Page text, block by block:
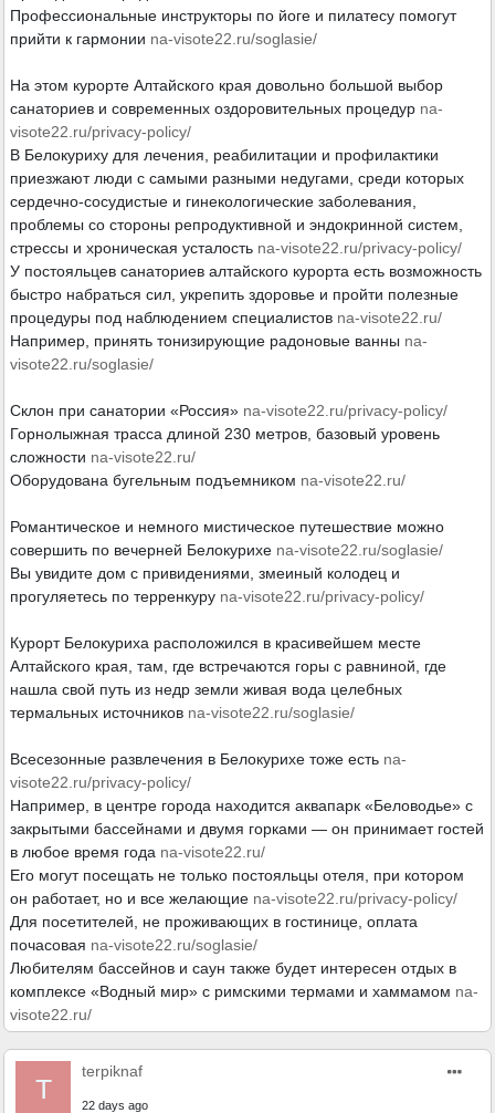
Профессиональные инструкторы по йоге и пилатесу помогут
прийти к гармонии na-visote22.ru/soglasie/
На этом курорте Алтайского края довольно большой выбор
санаториев и современных оздоровительных процедур na-
visote22.ru/privacy-policy/
В Белокуриху для лечения, реабилитации и профилактики
приезжают люди с самыми разными недугами, среди которых
сердечно-сосудистые и гинекологические заболевания,
проблемы со стороны репродуктивной и эндокринной систем,
стрессы и хроническая усталость na-visote22.ru/privacy-policy/
У постояльцев санаториев алтайского курорта есть возможность
быстро набраться сил, укрепить здоровье и пройти полезные
процедуры под наблюдением специалистов na-visote22.ru/
Например, принять тонизирующие радоновые ванны na-
visote22.ru/soglasie/
Склон при санатории «Россия» na-visote22.ru/privacy-policy/
Горнолыжная трасса длиной 230 метров, базовый уровень
сложности na-visote22.ru/
Оборудована бугельным подъемником na-visote22.ru/
Романтическое и немного мистическое путешествие можно
совершить по вечерней Белокурихе na-visote22.ru/soglasie/
Вы увидите дом с привидениями, змеиный колодец и
прогуляетесь по терренкуру na-visote22.ru/privacy-policy/
Курорт Белокуриха расположился в красивейшем месте
Алтайского края, там, где встречаются горы с равниной, где
нашла свой путь из недр земли живая вода целебных
термальных источников na-visote22.ru/soglasie/
Всесезонные развлечения в Белокурихе тоже есть na-
visote22.ru/privacy-policy/
Например, в центре города находится аквапарк «Беловодье» с
закрытыми бассейнами и двумя горками — он принимает гостей
в любое время года na-visote22.ru/
Его могут посещать не только постояльцы отеля, при котором
он работает, но и все желающие na-visote22.ru/privacy-policy/
Для посетителей, не проживающих в гостинице, оплата
почасовая na-visote22.ru/soglasie/
Любителям бассейнов и саун также будет интересен отдых в
комплексе «Водный мир» с римскими термами и хаммамом na-
visote22.ru/
T
terpiknaf
22 days ago